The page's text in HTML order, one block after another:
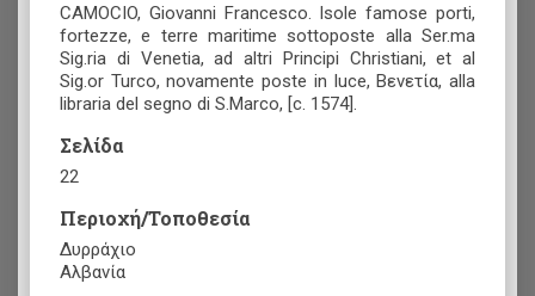
CAMOCIO, Giovanni Francesco. Isole famose porti,
fortezze, e terre maritime sottoposte alla Ser.ma
Sig.ria di Venetia, ad altri Principi Christiani, et al
Sig.or Turco, novamente poste in luce, Βενετία, alla
libraria del segno di S.Marco, [c. 1574].
Σελίδα
22
Περιοχή/Τοποθεσία
Δυρράχιο
Αλβανία